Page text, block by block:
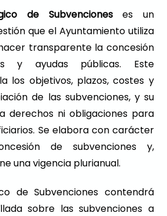
de Subvencioneses un
que el Ayuntamiento utiliza
transparente la concesión
y ayudas públicas. Este
los objetivos, plazos, costes y
de las subvenciones, y su
derechos ni obligaciones para
Se elabora con carácter
de subvenciones y,
una vigencia plurianual.
de Subvenciones contendrá
sobre las subvenciones a